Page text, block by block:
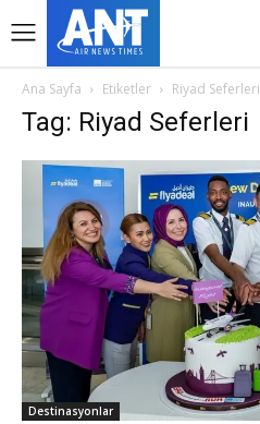
Ana Sayfa Etiketler Riyad Seferleri
Tag: Riyad Seferleri
Destinasyonlar